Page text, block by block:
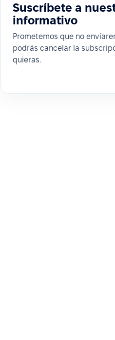
Suscríbete a
informativo
Prometemos que no
podrás cancelar la
quieras.